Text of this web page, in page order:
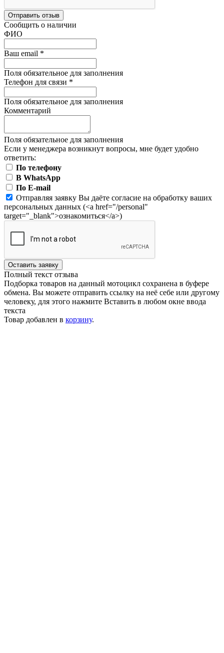
Отправить отзыв
Сообщить о наличии
ФИО
Ваш email *
Поля обязательное для заполнения
Телефон для связи *
Поля обязательное для заполнения
Комментарий
Поля обязательное для заполнения
Если у менеджера возникнут вопросы, мне будет удобно
ответить:
По телефону
В WhatsApp
По E-mail
Отправляя заявку Вы даёте согласие на обработку ваших
персональных данных (<a href="/personal"
target="_blank">ознакомиться</a>)
Оставить заявку
Полный текст отзыва
Подборка товаров на данный мотоцикл сохранена в буфере
обмена. Вы можете отправить ссылку на неё себе или другому
человеку, для этого нажмите Вставить в любом окне ввода
текста
Товар добавлен в корзину.